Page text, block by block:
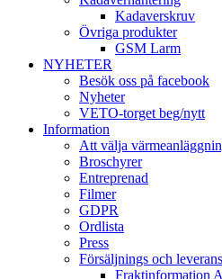
Kadaverskruv
Övriga produkter
GSM Larm
NYHETER
Besök oss på facebook
Nyheter
VETO-torget beg/nytt
Information
Att välja
Broschyrer
Entreprenad
Filmer
GDPR
Ordlista
Press
Försäljnings och
Fraktinformation